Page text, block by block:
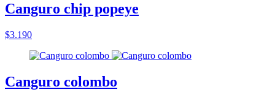
Canguro chip popeye
$3.190
Canguro colombo